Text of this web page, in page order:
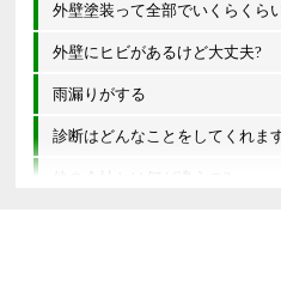
外壁塗装って全部でいくらくら
外壁にヒビがあるけど大丈夫?
雨漏りがする
診断はどんなことをしてくれま
他の会社とは何が違うの?